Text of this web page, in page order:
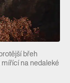
břeh
na nedaleké